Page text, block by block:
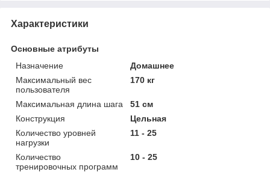
Характеристики
Основные атрибуты
Назначение
Домашнее
Максимальный вес
пользователя
170 кг
Максимальная длина шага
51 см
Конструкция
Цельная
Количество уровней
нагрузки
11 - 25
Количество
тренировочных программ
10 - 25